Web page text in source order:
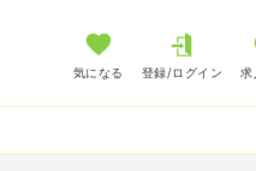
気になる 登録/ログイン 求